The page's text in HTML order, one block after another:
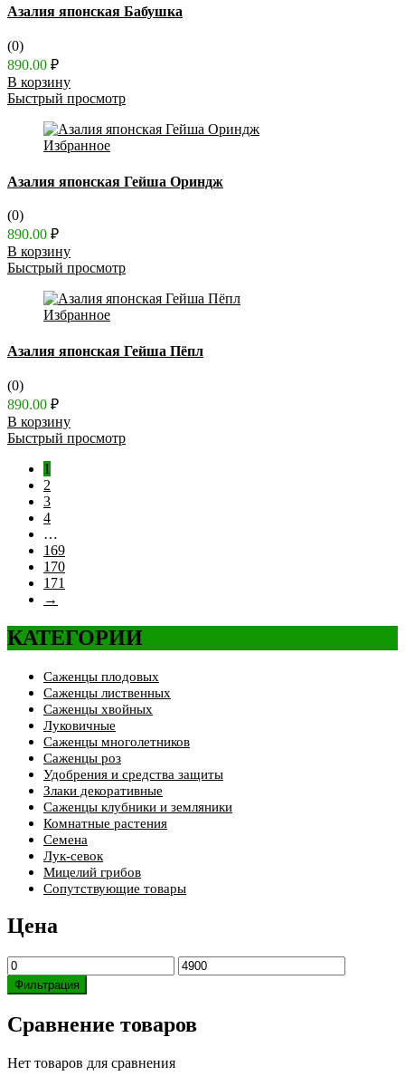
Азалия японская Бабушка
(0)
890.00 ₽
В корзину
Быстрый просмотр
Избранное
Азалия японская Гейша Ориндж
(0)
890.00 ₽
В корзину
Быстрый просмотр
Избранное
Азалия японская Гейша Пёпл
(0)
890.00 ₽
В корзину
Быстрый просмотр
1
2
3
4
…
169
170
171
→
КАТЕГОРИИ
Саженцы плодовых
Саженцы лиственных
Саженцы хвойных
Луковичные
Саженцы многолетников
Саженцы роз
Удобрения и средства защиты
Злаки декоративные
Саженцы клубники и земляники
Комнатные растения
Семена
Лук-севок
Мицелий грибов
Сопутствующие товары
Цена
Минимальная
цена
Максимальная
цена
Фильтрация
Сравнение товаров
Нет товаров для сравнения